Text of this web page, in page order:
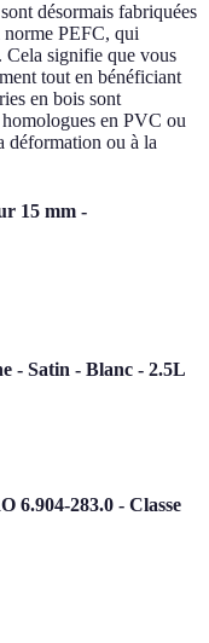
désormais fabriquées
PEFC, qui
Cela signifie que vous
tout en bénéficiant
en bois sont
en PVC ou
déformation ou à la
15 mm -
- Satin - Blanc - 2.5L
6.904-283.0 - Classe